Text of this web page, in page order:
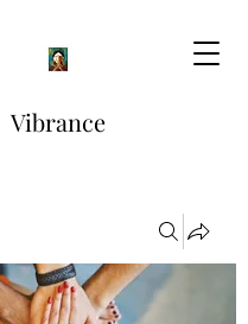
Vibrance